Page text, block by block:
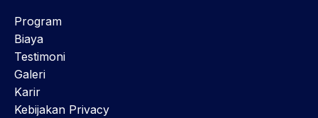
Program
Biaya
Testimoni
Galeri
Karir
Kebijakan Privacy